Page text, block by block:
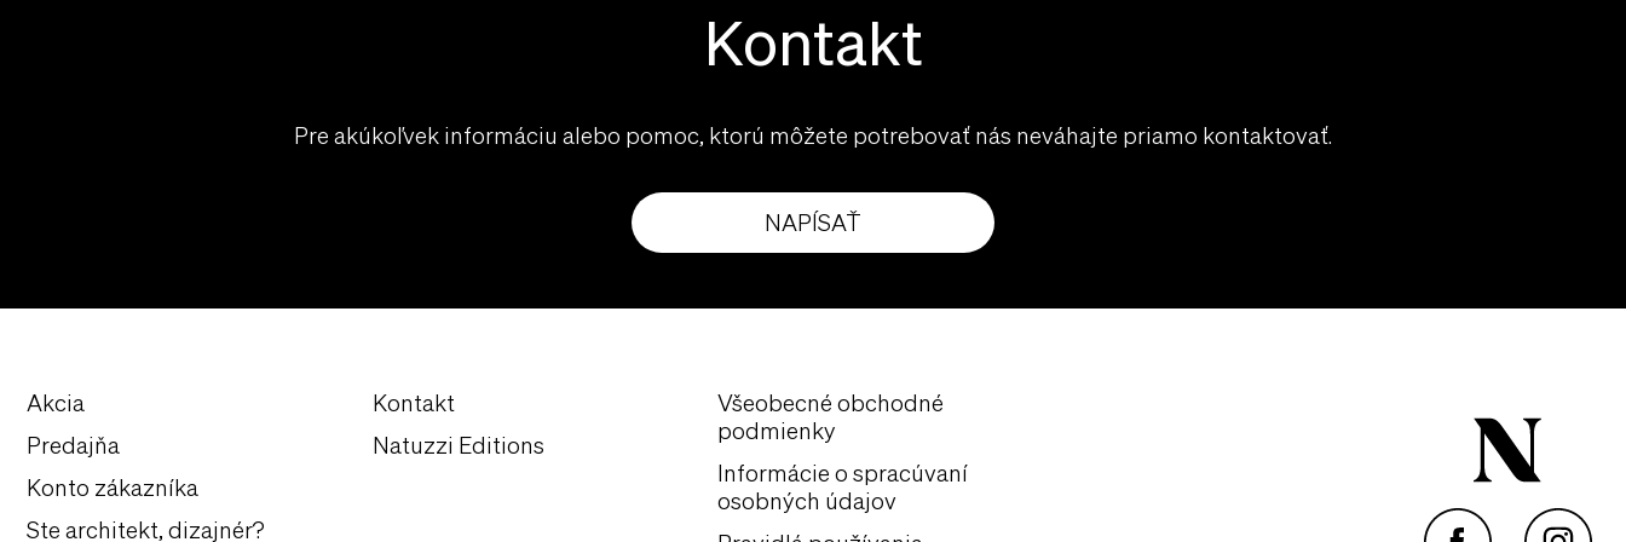
Kontakt
Pre akúkoľvek informáciu alebo pomoc, ktorú môžete potrebovať nás neváhajte priamo kontaktovať.
NAPÍSAŤ
Akcia
Predajňa
Konto zákazníka
Ste architekt, dizajnér?
Kontakt
Natuzzi Editions
Všeobecné obchodné
podmienky
Informácie o spracúvaní
osobných údajov